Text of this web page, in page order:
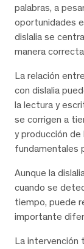
palabras, a
oportunidades
dislalia se
manera correcta
La relación
con dislalia
la lectura y
se corrigen a
y producción
fundamentales
Aunque la
cuando se
tiempo, puede
importante
La intervención